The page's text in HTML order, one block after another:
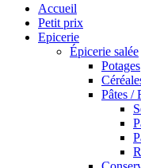
Accueil
Petit prix
Epicerie
Épicerie salée
Potages
Pâtes /